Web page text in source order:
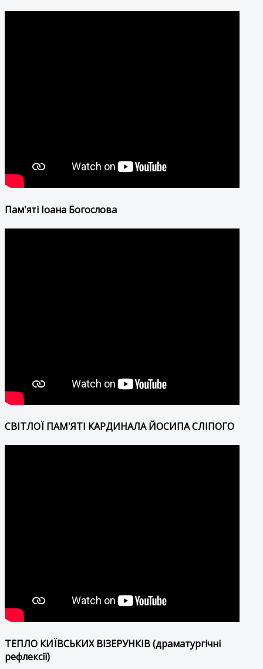
Пам'яті Іоана Богослова
СВІТЛОЇ ПАМ'ЯТІ КАРДИНАЛА ЙОСИПА СЛІПОГО
ТЕПЛО КИЇВСЬКИХ ВІЗЕРУНКІВ (драматургічні
рефлексії)